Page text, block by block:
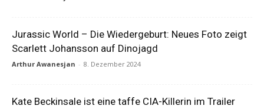
Jurassic World – Die Wiedergeburt: Neues Foto zeigt
Scarlett Johansson auf Dinojagd
Arthur Awanesjan - 8. Dezember 2024
Kate Beckinsale ist eine taffe CIA-Killerin im Trailer